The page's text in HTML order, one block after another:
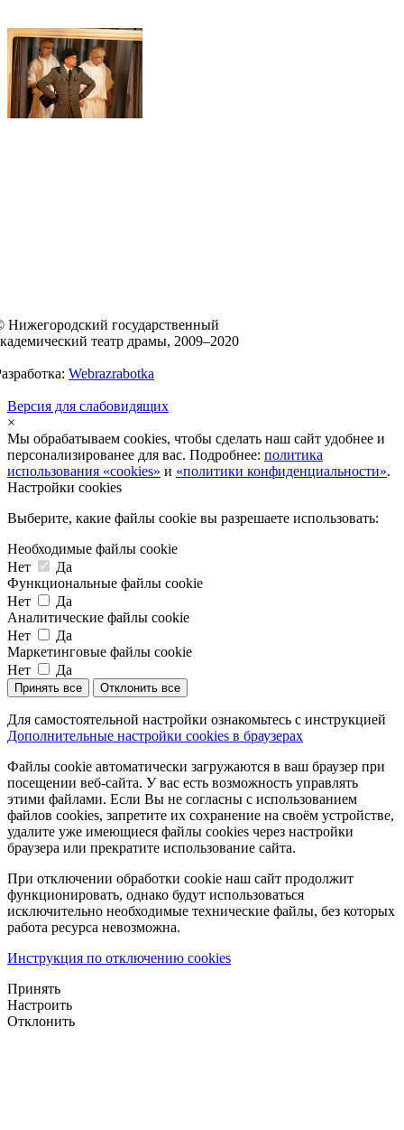
Нижегородский государственный
театр драмы, 2009–2020
Webrazrabotka
Версия для слабовидящих
×
Мы обрабатываем cookies, чтобы сделать наш сайт удобнее и
персонализированее для вас. Подробнее: политика
использования «cookies» и «политики конфиденциальности».
Настройки cookies
Выберите, какие файлы cookie вы разрешаете использовать:
Необходимые файлы cookie
Нет
Да
Функциональные файлы cookie
Нет
Да
Аналитические файлы cookie
Нет
Да
Маркетинговые файлы cookie
Нет
Да
Принять все Отклонить все
Для самостоятельной настройки ознакомьтесь с инструкцией
Дополнительные настройки cookies в браузерах
Файлы cookie автоматически загружаются в ваш браузер при
посещении веб-сайта. У вас есть возможность управлять
этими файлами. Если Вы не согласны с использованием
файлов cookies, запретите их сохранение на своём устройстве,
удалите уже имеющиеся файлы cookies через настройки
браузера или прекратите использование сайта.
При отключении обработки cookie наш сайт продолжит
функционировать, однако будут использоваться
исключительно необходимые технические файлы, без которых
работа ресурса невозможна.
Инструкция по отключению cookies
Принять
Настроить
Отклонить